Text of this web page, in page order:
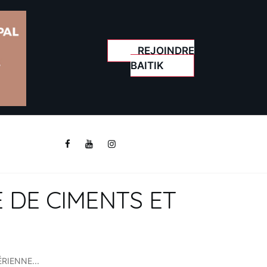
REJOINDRE
BAITIK
DE CIMENTS ET